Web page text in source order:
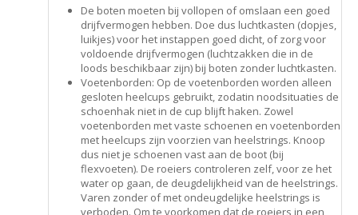
De boten moeten bij vollopen of omslaan een goed
drijfvermogen hebben. Doe dus luchtkasten (dopjes,
luikjes) voor het instappen goed dicht, of zorg voor
voldoende drijfvermogen (luchtzakken die in de
loods beschikbaar zijn) bij boten zonder luchtkasten.
Voetenborden: Op de voetenborden worden alleen
gesloten heelcups gebruikt, zodatin noodsituaties de
schoenhak niet in de cup blijft haken. Zowel
voetenborden met vaste schoenen en voetenborden
met heelcups zijn voorzien van heelstrings. Knoop
dus niet je schoenen vast aan de boot (bij
flexvoeten). De roeiers controleren zelf, voor ze het
water op gaan, de deugdelijkheid van de heelstrings.
Varen zonder of met ondeugdelijke heelstrings is
verboden. Om te voorkomen dat de roeiers in een